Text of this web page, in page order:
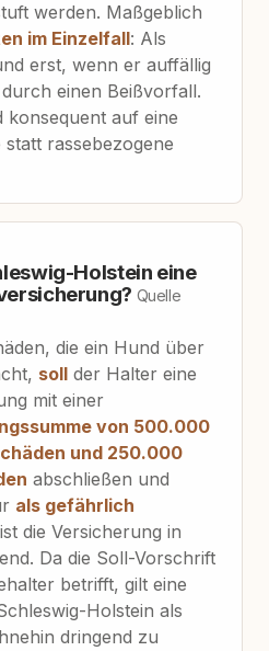
werden. Maßgeblich
im Einzelfall: Als
erst, wenn er auffällig
einen Beißvorfall.
konsequent auf eine
rassebezogene
Holstein eine
Quelle
die ein Hund über
sollder Halter eine
mit einer
von 500.000
und 250.000
abschließen und
als gefährlich
die Versicherung in
Da die Soll-Vorschrift
betrifft, gilt eine
Holstein als
dringend zu